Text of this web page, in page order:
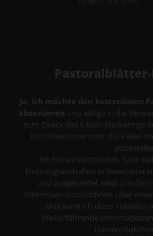
Ja, ich möchte den kostenlosen
abonnieren und willige in die
zum Zweck des E-Mail-Marketings
Den Newsletter oder die E-Mail-
abbestellen.
Ich bin einverstanden, dass
Nutzungsverhalten in Newsletter
und ausgewertet wird, um die
Interessen auszurichten. Über
Mail kann ich diese Funktion
Weiterführende Informationen